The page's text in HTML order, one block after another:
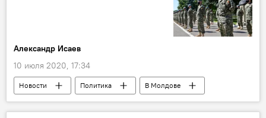
Александр Исаев
10 июля 2020, 17:34
Новости Политика
В Молдове
НАТО
Национальная армия